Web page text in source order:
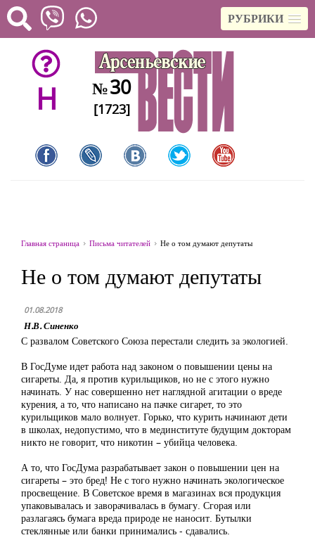
РУБРИКИ
H №30
[1723]
Главная страница Письма читателей Не о том думают депутаты
Не о том думают депутаты
01.08.2018
Н.В. Синенко
С развалом Советского Союза перестали следить за экологией.
В ГосДуме идет работа над законом о повышении цены на
сигареты. Да, я против курильщиков, но не с этого нужно
начинать. У нас совершенно нет наглядной агитации о вреде
курения, а то, что написано на пачке сигарет, то это
курильщиков мало волнует. Горько, что курить начинают дети
в школах, недопустимо, что в мединституте будущим докторам
никто не говорит, что никотин – убийца человека.
А то, что ГосДума разрабатывает закон о повышении цен на
сигареты – это бред! Не с того нужно начинать экологическое
просвещение. В Советское время в магазинах вся продукция
упаковывалась и заворачивалась в бумагу. Сгорая или
разлагаясь бумага вреда природе не наносит. Бутылки
стеклянные или банки принимались - сдавались.